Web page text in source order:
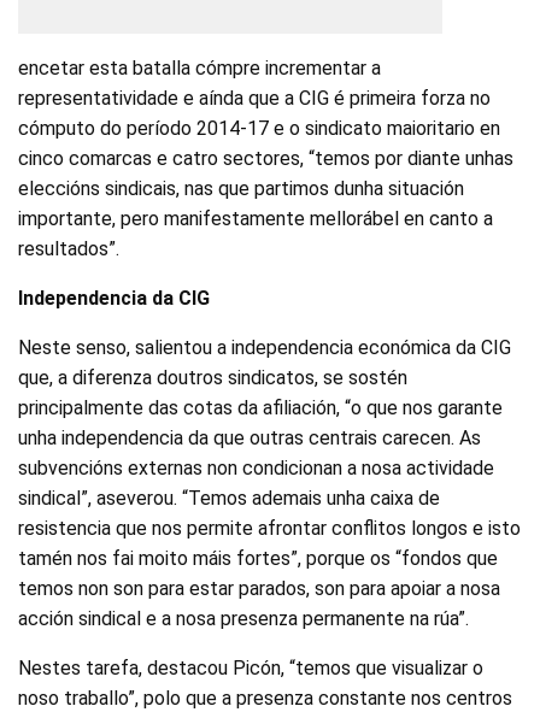
encetar esta batalla cómpre incrementar a
representatividade e aínda que a CIG é primeira forza no
cómputo do período 2014-17 e o sindicato maioritario en
cinco comarcas e catro sectores, “temos por diante unhas
eleccións sindicais, nas que partimos dunha situación
importante, pero manifestamente mellorábel en canto a
resultados”.
Independencia da CIG
Neste senso, salientou a independencia económica da CIG
que, a diferenza doutros sindicatos, se sostén
principalmente das cotas da afiliación, “o que nos garante
unha independencia da que outras centrais carecen. As
subvencións externas non condicionan a nosa actividade
sindical”, aseverou. “Temos ademais unha caixa de
resistencia que nos permite afrontar conflitos longos e isto
tamén nos fai moito máis fortes”, porque os “fondos que
temos non son para estar parados, son para apoiar a nosa
acción sindical e a nosa presenza permanente na rúa”.
Nestes tarefa, destacou Picón, “temos que visualizar o
noso traballo”, polo que a presenza constante nos centros